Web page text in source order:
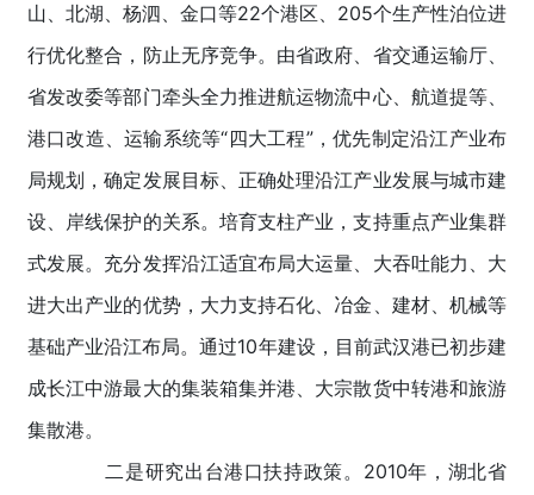
山、北湖、杨泗、金口等22个港区、205个生产性泊位进
行优化整合，防止无序竞争。由省政府、省交通运输厅、
省发改委等部门牵头全力推进航运物流中心、航道提等、
港口改造、运输系统等“四大工程”，优先制定沿江产业布
局规划，确定发展目标、正确处理沿江产业发展与城市建
设、岸线保护的关系。培育支柱产业，支持重点产业集群
式发展。充分发挥沿江适宜布局大运量、大吞吐能力、大
进大出产业的优势，大力支持石化、冶金、建材、机械等
基础产业沿江布局。通过10年建设，目前武汉港已初步建
成长江中游最大的集装箱集并港、大宗散货中转港和旅游
集散港。
二是研究出台港口扶持政策。2010年，湖北省